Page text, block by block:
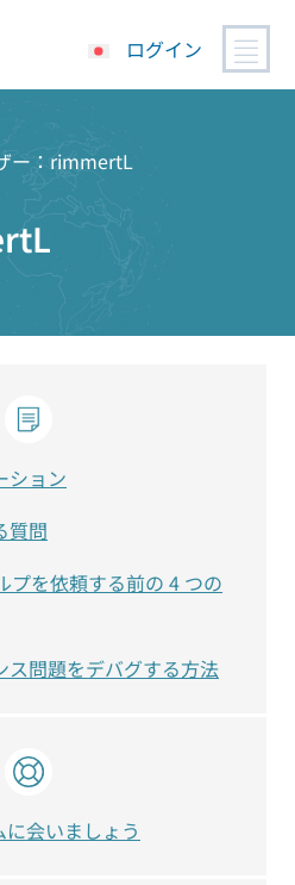
ログイン
ー：rimmertL
ション
質問
プを依頼する前の 4 つの
ス問題をデバグする方法
会いましょう